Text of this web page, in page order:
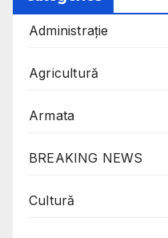
Administrație
Agricultură
Armata
BREAKING NEWS
Cultură